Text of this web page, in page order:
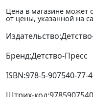
Цена в магазине может
от цены, указанной на
Издательство:
Бренд:Детство-Пресс
ISBN:978-5-907540-77-4